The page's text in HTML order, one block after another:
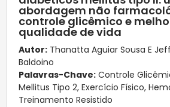
abordagem não
controle glicêmico e
qualidade de vida
Autor: Thanatta Aguiar Sousa E
Baldoino
Palavras-Chave: Controle
Mellitus Tipo 2, Exercício Físico,
Treinamento Resistido